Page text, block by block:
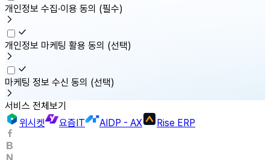
개인정보 수집·이용 동의 (필수)
개인정보 마케팅 활용 동의 (선택)
마케팅 정보 수신 동의 (선택)
서비스 전체보기
위시켓
요즘IT AIDP - AX Rise ERP